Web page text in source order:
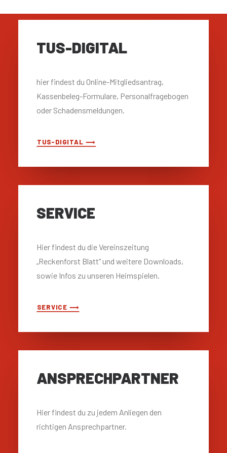
TUS-DIGITAL
hier findest du Online-Mitgliedsantrag,
Kassenbeleg-Formulare, Personalfragebogen
oder Schadensmeldungen.
TUS-DIGITAL ⟶
SERVICE
Hier findest du die Vereinszeitung
„Reckenforst Blatt“ und weitere Downloads,
sowie Infos zu unseren Heimspielen.
SERVICE ⟶
ANSPRECH­PARTNER
Hier findest du zu jedem Anliegen den
richtigen Ansprechpartner.